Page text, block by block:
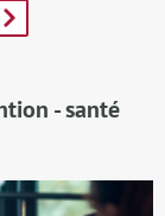
- santé